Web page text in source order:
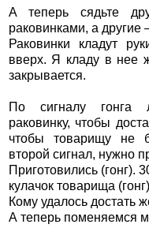
А теперь сядьте
раковинками, а
Раковинки кладут
вверх. Я кладу в нее
закрывается.
По сигналу гонга
раковинку, чтобы
чтобы товарищу не
второй сигнал, нужно
Приготовились (гонг).
кулачок товарища
Кому удалось достать
А теперь поменяемся